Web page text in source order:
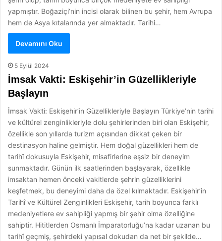
yapmıştır. Boğaziçi’nin incisi olarak bilinen bu şehir, hem Avrupa
hem de Asya kıtalarında yer almaktadır. Tarihi…
Devamını Oku
5 Eylül 2024
İmsak Vakti: Eskişehir’in Güzellikleriyle
Başlayın
İmsak Vakti: Eskişehir’in Güzellikleriyle Başlayın Türkiye’nin tarihi
ve kültürel zenginlikleriyle dolu şehirlerinden biri olan Eskişehir,
özellikle son yıllarda turizm açısından dikkat çeken bir
destinasyon haline gelmiştir. Hem doğal güzellikleri hem de
tarihî dokusuyla Eskişehir, misafirlerine eşsiz bir deneyim
sunmaktadır. Günün ilk saatlerinden başlayarak, özellikle
imsaktan hemen önceki vakitlerde şehrin güzelliklerini
keşfetmek, bu deneyimi daha da özel kılmaktadır. Eskişehir’in
Tarihî ve Kültürel Zenginlikleri Eskişehir, tarih boyunca farklı
medeniyetlere ev sahipliği yapmış bir şehir olma özelliğine
sahiptir. Hititlerden Osmanlı İmparatorluğu’na kadar uzanan bu
tarihî geçmiş, şehirdeki yapısal dokudan da net bir şekilde…